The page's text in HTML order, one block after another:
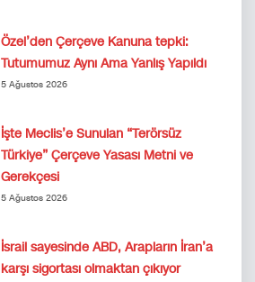
Özel’den Çerçeve Kanuna tepki:
Tutumumuz Aynı Ama Yanlış Yapıldı
5 Ağustos 2026
İşte Meclis’e Sunulan “Terörsüz
Türkiye” Çerçeve Yasası Metni ve
Gerekçesi
5 Ağustos 2026
İsrail sayesinde ABD, Arapların İran’a
karşı sigortası olmaktan çıkıyor